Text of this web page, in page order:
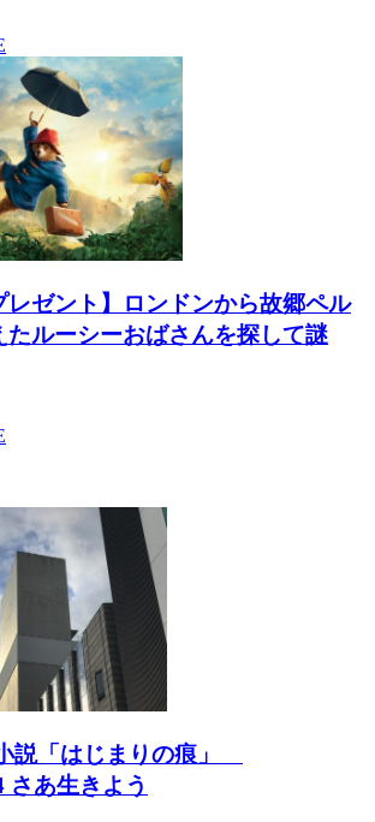
レゼント】ロンドンから故郷ペル
たルーシーおばさんを探して謎
説「はじまりの痕」
さあ生きよう